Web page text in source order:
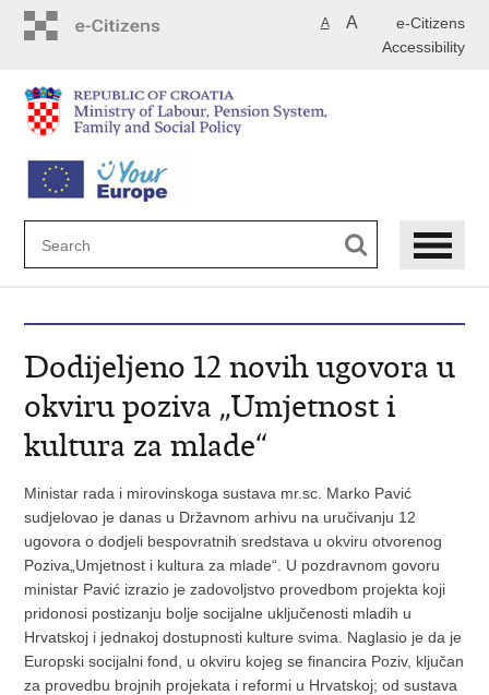
e-Citizens
A A
Accessibility
Dodijeljeno 12 novih ugovora u
okviru poziva „Umjetnost i
kultura za mlade“
Ministar rada i mirovinskoga sustava mr.sc. Marko Pavić
sudjelovao je danas u Državnom arhivu na uručivanju 12
ugovora o dodjeli bespovratnih sredstava u okviru otvorenog
Poziva„Umjetnost i kultura za mlade“. U pozdravnom govoru
ministar Pavić izrazio je zadovoljstvo provedbom projekta koji
pridonosi postizanju bolje socijalne uključenosti mladih u
Hrvatskoj i jednakoj dostupnosti kulture svima. Naglasio je da je
Europski socijalni fond, u okviru kojeg se financira Poziv, ključan
za provedbu brojnih projekata i reformi u Hrvatskoj; od sustava